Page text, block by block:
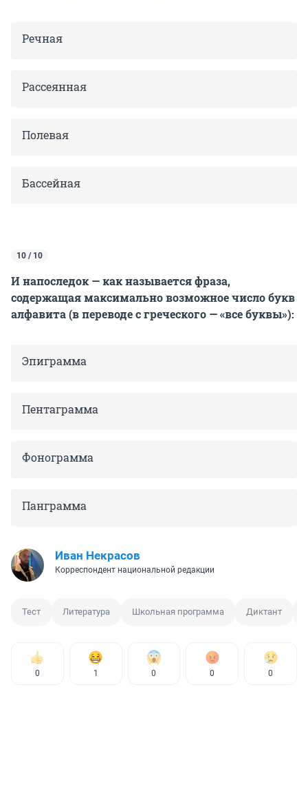
Речная
Рассеянная
Полевая
Бассейная
10 / 10
И напоследок — как называется фраза,
содержащая максимально возможное число букв
алфавита (в переводе с греческого — «все буквы»):
Эпиграмма
Пентаграмма
Фонограмма
Панграмма
Иван Некрасов
Корреспондент национальной редакции
Тест Литература Школьная программа Диктант
0 1 0 0 0